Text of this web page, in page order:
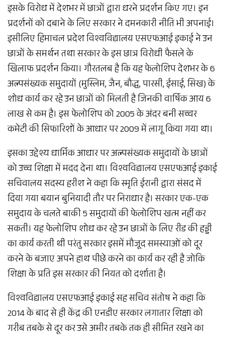
इसके विरोध में देशभर में छात्रों द्वारा धरने प्रदर्शन किए गए। इन
प्रदर्शनों को दबाने के लिए सरकार ने दमनकारी नीति भी अपनाई।
इसीलिए हिमाचल प्रदेश विश्वविद्यालय एसएफआई इकाई ने उन
छात्रों के समर्थन तथा सरकार के इस छात्र विरोधी फैसले के
खिलाफ प्रदर्शन किया। गौरतलब है कि यह फेलोशिप देशभर के 6
अल्पसंख्यक समुदायों (मुस्लिम, जैन, बौद्ध, पारसी, ईसाई, सिख) के
शोध कार्य कर रहे उन छात्रों को मिलती है जिनकी वार्षिक आय 6
लाख से कम है। इस फेलोशिप को 2005 के अंदर बनी सच्चर
कमेटी की सिफारिशों के आधार पर 2009 में लागू किया गया था।
इसका उद्देश्य धार्मिक आधार पर अल्पसंख्यक समुदायों के छात्रों
को उच्च शिक्षा में मदद देना था। विश्वविद्यालय एसएफआई इकाई
सचिवालय सदस्य हरीश ने कहा कि स्मृति ईरानी द्वारा संसद में
दिया गया बयान बुनियादी तौर पर निराधार है। सरकार एक-एक
समुदाय के चलते बाकी 5 समुदायों की फेलोशिप खत्म नहीं कर
सकती। यह फेलोशिप शोध कर रहे उन छात्रों के लिए रीड की हड्डी
का कार्य करती थी परंतु सरकार इसमें मौजूद समस्याओं को दूर
करने के बजाए अपने हाथ पीछे करने का कार्य कर रही है जोकि
शिक्षा के प्रति इस सरकार की नियत को दर्शाता है।
विश्वविद्यालय एसएफआई इकाई सह सचिव संतोष ने कहा कि
2014 के बाद से ही केंद्र की एनडीए सरकार लगातार शिक्षा को
गरीब तबके से दूर कर उसे अमीर तबके तक ही सीमित रखने का